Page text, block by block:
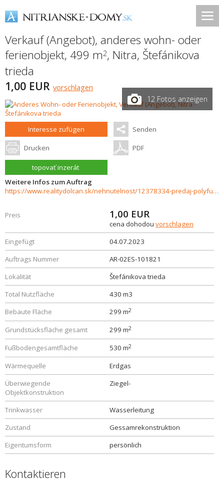
Verkauf (Angebot), anderes wohn- oder
ferienobjekt, 499 m2, Nitra, Štefánikova
trieda
1,00 EUR vorschlagen
12 Fotos anzeigen
Interesse zufügen Senden
Drucken PDF
topovať inzerát
Weitere Infos zum Auftrag
https://www.realitydolcan.sk/nehnutelnost/12378334-predaj-polyfunkcna-budova-v-centre-na-predaj-nitra
Preis 1,00 EUR
cena dohodou vorschlagen
Eingefügt
04.07.2023
Auftrags Nummer
AR-02ES-101821
Lokalität
Štefánikova trieda
Total Nutzfläche
430 m3
Bebaute Fläche
299 m2
Grundstücksfläche gesamt 299 m2
Fußbodengesamtfläche 530 m2
Wärmequelle
Erdgas
Überwiegende
Objektkonstruktion
Ziegel-
Trinkwasser
Wasserleitung
Zustand
Gessamrekonstruktion
Eigentumsform
persönlich
Kontaktieren